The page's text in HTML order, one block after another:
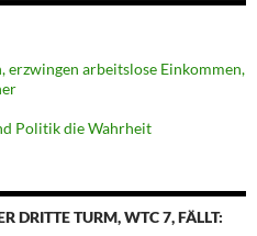
erzwingen arbeitslose Einkommen,
Politik die Wahrheit
DRITTE TURM, WTC 7, FÄLLT: